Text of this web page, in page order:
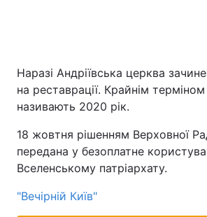
Наразі Андріївська церква
на реставрації. Крайнім
називають 2020 рік.
18 жовтня рішенням Верховної
передана у безоплатне
Вселенському патріархату.
"Вечірній Київ"